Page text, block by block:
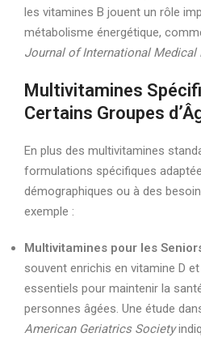
les vitamines B jouent un rôle
métabolisme énergétique,
Journal of International Medical
Multivitamines
Certains Groupes
En plus des multivitamines
formulations spécifiques
démographiques ou à des
exemple :
Multivitamines pour les
souvent enrichis en vitamine D
essentiels pour maintenir la
personnes âgées. Une étude
American Geriatrics Society